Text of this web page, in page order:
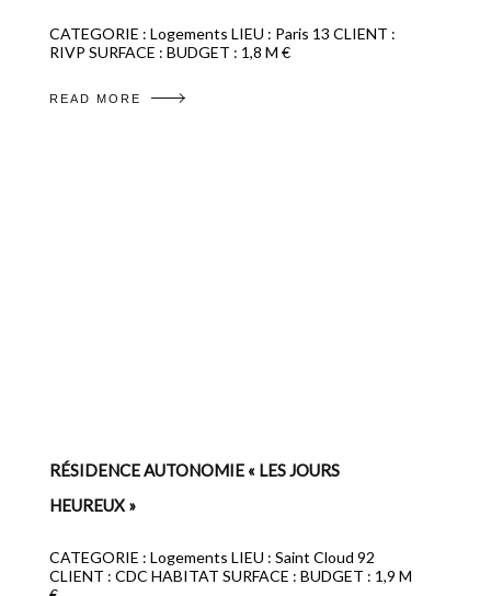
CATEGORIE : Logements LIEU : Paris 13 CLIENT :
RIVP SURFACE : BUDGET : 1,8 M €
READ MORE
RÉSIDENCE AUTONOMIE « LES JOURS
HEUREUX »
CATEGORIE : Logements LIEU : Saint Cloud 92
CLIENT : CDC HABITAT SURFACE : BUDGET : 1,9 M